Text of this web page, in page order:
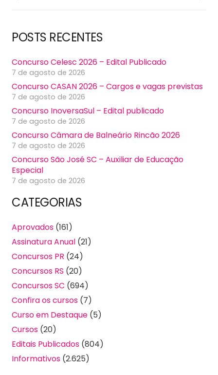
POSTS RECENTES
Concurso Celesc 2026 – Edital Publicado
7 de agosto de 2026
Concurso CASAN 2026 – Cargos e vagas previstas
7 de agosto de 2026
Concurso InoversaSul – Edital publicado
7 de agosto de 2026
Concurso Câmara de Balneário Rincão 2026
7 de agosto de 2026
Concurso São José SC – Auxiliar de Educação
Especial
7 de agosto de 2026
CATEGORIAS
Aprovados (161)
Assinatura Anual (21)
Concursos PR (24)
Concursos RS (20)
Concursos SC (694)
Confira os cursos (7)
Curso em Destaque (5)
Cursos (20)
Editais Publicados (804)
Informativos (2.625)